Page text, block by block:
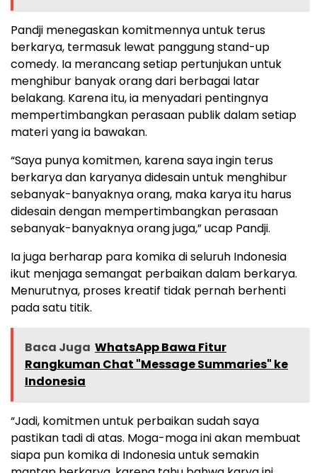
Pandji menegaskan komitmennya untuk terus
berkarya, termasuk lewat panggung stand-up
comedy. Ia merancang setiap pertunjukan untuk
menghibur banyak orang dari berbagai latar
belakang. Karena itu, ia menyadari pentingnya
mempertimbangkan perasaan publik dalam setiap
materi yang ia bawakan.
“Saya punya komitmen, karena saya ingin terus
berkarya dan karyanya didesain untuk menghibur
sebanyak-banyaknya orang, maka karya itu harus
didesain dengan mempertimbangkan perasaan
sebanyak-banyaknya orang juga,” ucap Pandji.
Ia juga berharap para komika di seluruh Indonesia
ikut menjaga semangat perbaikan dalam berkarya.
Menurutnya, proses kreatif tidak pernah berhenti
pada satu titik.
Baca Juga WhatsApp Bawa Fitur
Rangkuman Chat "Message Summaries" ke
Indonesia
“Jadi, komitmen untuk perbaikan sudah saya
pastikan tadi di atas. Moga-moga ini akan membuat
siapa pun komika di Indonesia untuk semakin